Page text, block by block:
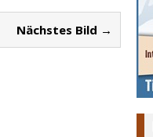
Nächstes Bild →